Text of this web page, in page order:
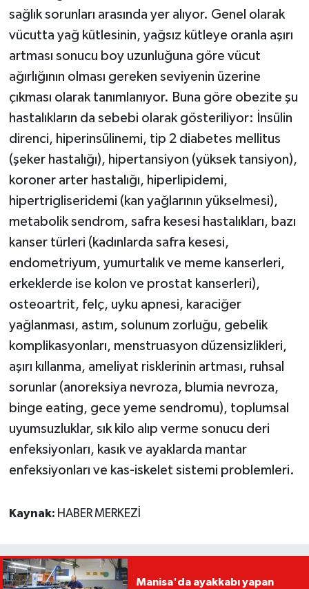
sağlık sorunları arasında yer alıyor. Genel olarak
vücutta yağ kütlesinin, yağsız kütleye oranla aşırı
artması sonucu boy uzunluğuna göre vücut
ağırlığının olması gereken seviyenin üzerine
çıkması olarak tanımlanıyor. Buna göre obezite şu
hastalıkların da sebebi olarak gösteriliyor: İnsülin
direnci, hiperinsülinemi, tip 2 diabetes mellitus
(şeker hastalığı), hipertansiyon (yüksek tansiyon),
koroner arter hastalığı, hiperlipidemi,
hipertrigliseridemi (kan yağlarının yükselmesi),
metabolik sendrom, safra kesesi hastalıkları, bazı
kanser türleri (kadınlarda safra kesesi,
endometriyum, yumurtalık ve meme kanserleri,
erkeklerde ise kolon ve prostat kanserleri),
osteoartrit, felç, uyku apnesi, karaciğer
yağlanması, astım, solunum zorluğu, gebelik
komplikasyonları, menstruasyon düzensizlikleri,
aşırı kıllanma, ameliyat risklerinin artması, ruhsal
sorunlar (anoreksiya nevroza, blumia nevroza,
binge eating, gece yeme sendromu), toplumsal
uyumsuzluklar, sık kilo alıp verme sonucu deri
enfeksiyonları, kasık ve ayaklarda mantar
enfeksiyonları ve kas-iskelet sistemi problemleri.
Kaynak: HABER MERKEZİ
Manisa'da ayakkabı yapan